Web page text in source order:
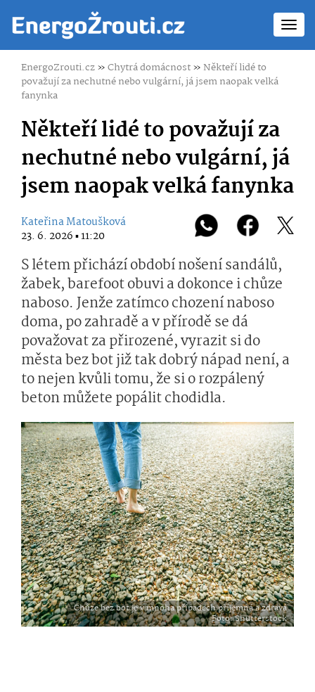
EnergoZrouti.cz»Chytrá domácnost»Někteří lidé to
považují za nechutné nebo vulgární, já jsem naopak velká
fanynka
Někteří lidé to považují za
nechutné nebo vulgární, já
jsem naopak velká fanynka
Kateřina Matoušková
23. 6. 2026 ▪ 11:20
S létem přichází období nošení sandálů,
žabek, barefoot obuvi a dokonce i chůze
naboso. Jenže zatímco chození naboso
doma, po zahradě a v přírodě se dá
považovat za přirozené, vyrazit si do
města bez bot již tak dobrý nápad není, a
to nejen kvůli tomu, že si o rozpálený
beton můžete popálit chodidla.
Chůze bez bot je v mnoha případech příjemná a zdravá
Foto: Shutterstock